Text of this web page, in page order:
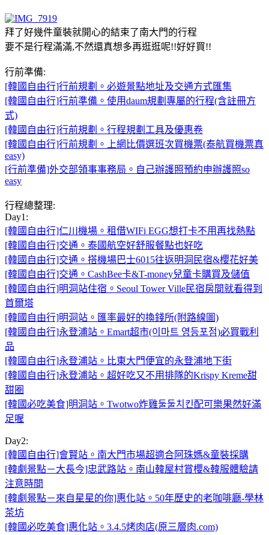
拜了好幾件童裝就開心的結束了南大門的行程
要不是行程滿滿,不然還真想多再逛逛呢!!好好買!!
行前準備:
[韓國自由行]行前規劃。必遊景點地址及交通方式匯集
[韓國自由行]行前準備。使用daum規劃專屬的行程(含註冊方
式)
[韓國自由行]行前規劃。行程規劃工具及優惠卷
[韓國自由行]行前規劃。上網比價選班次買機票(泰航買機票真
easy)
[行前準備]外交部領事事務局。自己辦護照預約申辦護照so
easy
行程總整理:
Day1:
[韓國自由行]仁川機場。租借WIFi EGG想打卡不用再找熱點
[韓國自由行]交通。泰國航空好舒服餐點也好吃
[韓國自由行]交通。搭機場巴士6015往返明洞民宿&櫻花好美
[韓國自由行]交通。CashBee卡&T-money兒童卡購買及儲值
[韓國自由行]明洞站住宿。Seoul Tower Ville民宿房間就看得到
首爾塔
[韓國自由行]明洞站。匯率最好的換錢所(附路線圖)
[韓國自由行]永登浦站。Emart超市(이마트 영등포점)必買戰利
品
[韓國自由行]永登浦站。比東大門便宜的永登浦地下街
[韓國自由行]永登浦站。超好吃又不用排隊的Krispy Kreme甜
甜圈
[韓國必吃美食]明洞站。Twotwo炸雞둘둘치킨配可樂果然好滿
足喔
Day2:
[韓國自由行]會賢站。南大門市場超適合阿珠媽&童裝採購
[韓劇景點－大長今]忠武路站。南山韓屋村賞櫻&韓服體驗請
注意時間
[韓劇景點－來自星星的你]惠化站。50年歷史的老咖啡廳-學林
茶坊
[韓國必吃美食]惠化站。3.4.5烤肉店(原三層肉.com)